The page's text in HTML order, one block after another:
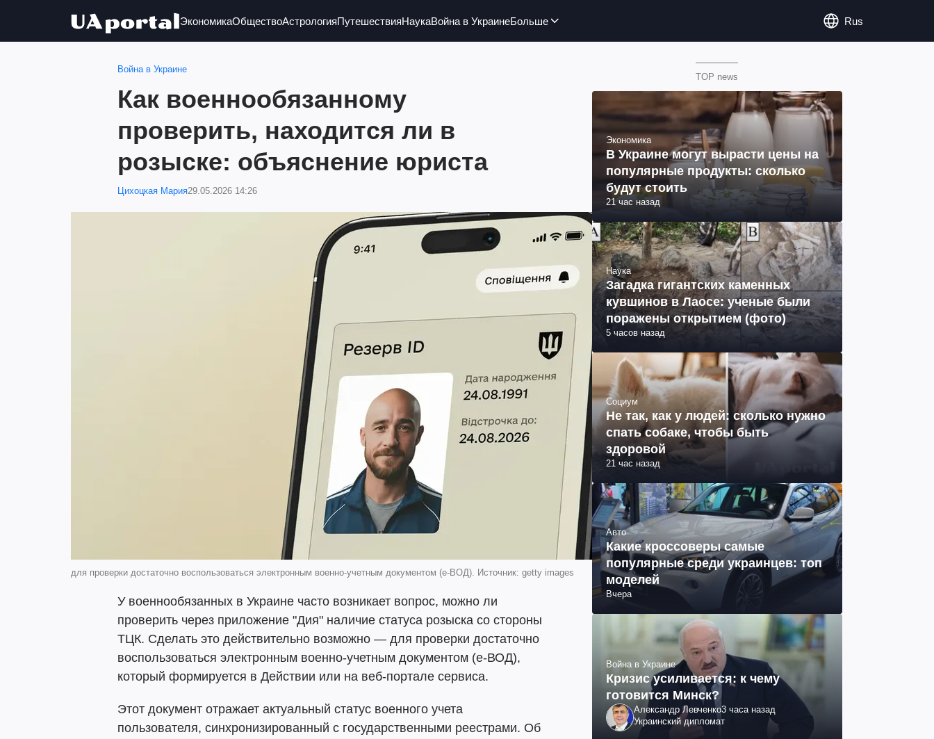
ЭкономикаОбществоАстрологияПутешествияНаукаВойна в УкраинеБольше Rus
Война в Украине
Как военнообязанному
проверить, находится ли в
розыске: объяснение юриста
Цихоцкая Мария29.05.2026 14:26
для проверки достаточно воспользоваться электронным военно-учетным документом (е-ВОД). Источник: getty images
У военнообязанных в Украине часто возникает вопрос, можно ли
проверить через приложение "Дия" наличие статуса розыска со стороны
ТЦК. Сделать это действительно возможно — для проверки достаточно
воспользоваться электронным военно-учетным документом (е-ВОД),
который формируется в Действии или на веб-портале сервиса.
Этот документ отражает актуальный статус военного учета
пользователя, синхронизированный с государственными реестрами. Об
TOP news
Экономика
В Украине могут вырасти цены на
популярные продукты: сколько
будут стоить
21 час назад
Наука
Загадка гигантских каменных
кувшинов в Лаосе: ученые были
поражены открытием (фото)
5 часов назад
Социум
Не так, как у людей: сколько нужно
спать собаке, чтобы быть
здоровой
21 час назад
Авто
Какие кроссоверы самые
популярные среди украинцев: топ
моделей
Вчера
Война в Украине
Кризис усиливается: к чему
готовится Минск?
Александр Левченко3 часа назад
Украинский дипломат